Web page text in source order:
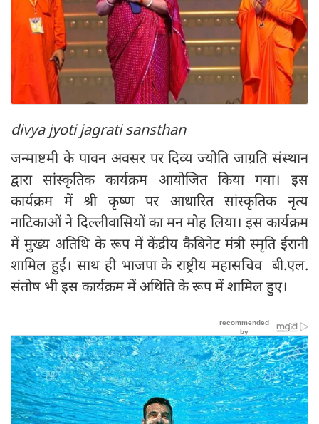
divya jyoti jagrati sansthan
जन्माष्टमी के पावन अवसर पर दिव्य ज्योति जाग्रति संस्थान
द्वारा सांस्कृतिक कार्यक्रम आयोजित किया गया। इस
कार्यक्रम में श्री कृष्ण पर आधारित सांस्कृतिक नृत्य
नाटिकाओं ने दिल्लीवासियों का मन मोह लिया। इस कार्यक्रम
में मुख्य अतिथि के रूप में केंद्रीय कैबिनेट मंत्री स्मृति ईरानी
शामिल हुईं। साथ ही भाजपा के राष्ट्रीय महासचिव बी.एल.
संतोष भी इस कार्यक्रम में अथिति के रूप में शामिल हुए।